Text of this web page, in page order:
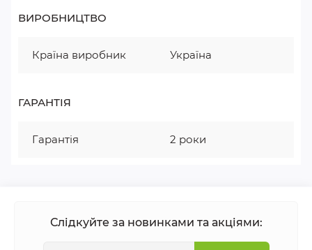
ВИРОБНИЦТВО
Країна виробник Україна
ГАРАНТІЯ
Гарантія 2 роки
Слідкуйте за новинками та акціями: